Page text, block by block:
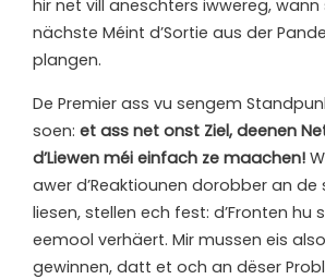
hir net vill aneschters iwwereg, wann
nächste Méint d’Sortie aus der
plangen.
De Premier ass vu sengem
soen: et ass net onst Ziel, deenen
d’Liewen méi einfach ze maachen!
awer d’Reaktiounen dorobber an de
liesen, stellen ech fest: d’Fronten hu
eemool verhäert. Mir mussen eis
gewinnen, datt et och an dëser